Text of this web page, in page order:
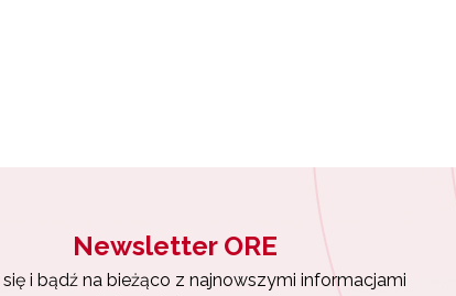
Newsletter ORE
i bądź na bieżąco z najnowszymi informacjami